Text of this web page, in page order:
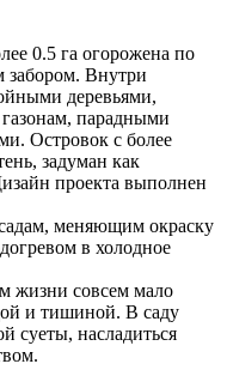
0.5 га огорожена по
Внутри
деревьями,
парадными
Островок с более
задуман как
проекта выполнен
меняющим окраску
в холодное
жизни совсем мало
и тишиной. В саду
суеты, насладиться